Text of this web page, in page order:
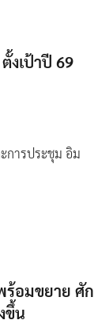
งเป้าปี 69
การประชุม อิม
ร้อมขยาย ศัก
ขึ้น